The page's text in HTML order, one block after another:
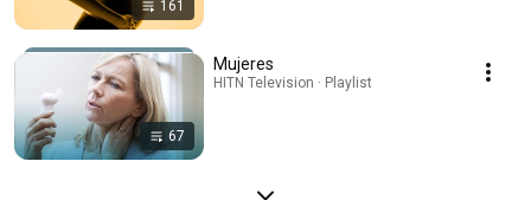
161
67
Mujeres
HITN Television · Playlist